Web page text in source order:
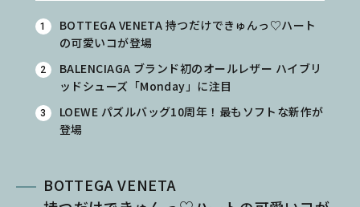
BOTTEGA VENETA 持つだけできゅんっ♡ハート
の可愛いコが登場
BALENCIAGA ブランド初のオールレザー ハイブリ
ッドシューズ「Monday」に注目
LOEWE パズルバッグ10周年！最もソフトな新作が
登場
BOTTEGA VENETA